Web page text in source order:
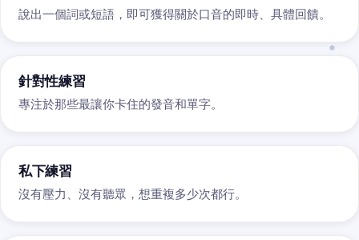
說出一個詞或短語，即可獲得關於口音的即時、具體回饋。
針對性練習
專注於那些最讓你卡住的發音和單字。
私下練習
沒有壓力、沒有聽眾，想重複多少次都行。